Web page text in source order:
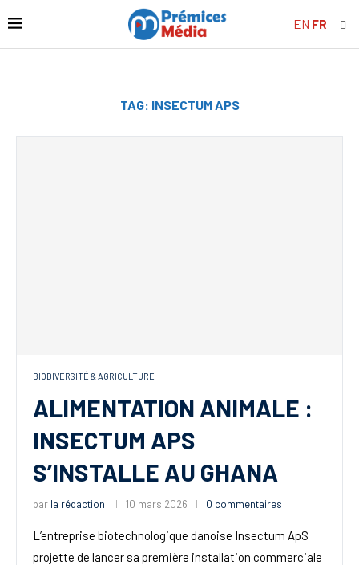
EN FR
TAG: INSECTUM APS
BIODIVERSITÉ & AGRICULTURE
ALIMENTATION ANIMALE :
INSECTUM APS
S’INSTALLE AU GHANA
par la rédaction 10 mars 2026 0 commentaires
L’entreprise biotechnologique danoise Insectum ApS
projette de lancer sa première installation commerciale